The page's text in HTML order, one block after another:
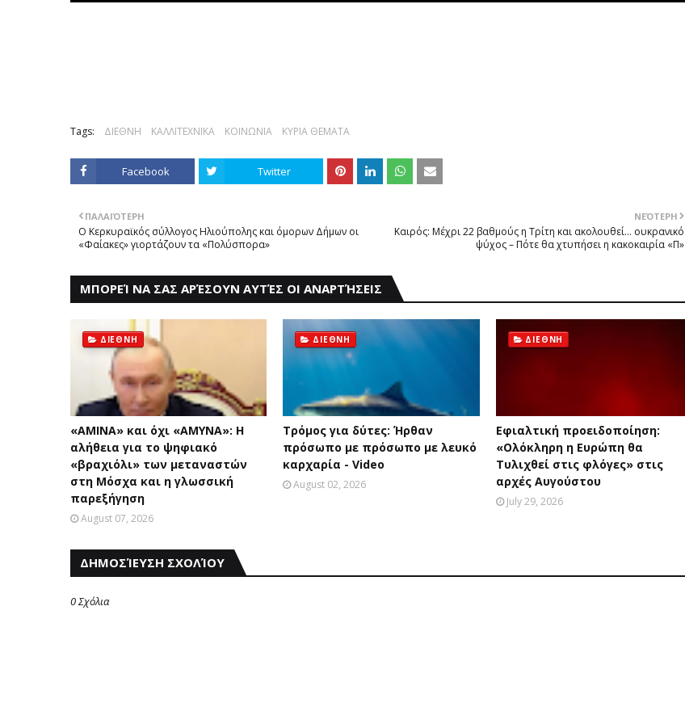
Tags: ΔΙΕΘΝΗ ΚΑΛΛΙΤΕΧΝΙΚΑ ΚΟΙΝΩΝΙΑ ΚΥΡΙΑ ΘΕΜΑΤΑ
Facebook Twitter
ΝΕΌΤΕΡΗ
Καιρός: Μέχρι 22 βαθμούς η Τρίτη και ακολουθεί… ουκρανικό
ψύχος – Πότε θα χτυπήσει η κακοκαιρία «Π»
ΠΑΛΑΙΌΤΕΡΗ
Ο Κερκυραϊκός σύλλογος Ηλιούπολης και όμορων Δήμων οι
«Φαίακες» γιορτάζουν τα «Πολύσπορα»
ΜΠΟΡΕΊ ΝΑ ΣΑΣ ΑΡΈΣΟΥΝ ΑΥΤΈΣ ΟΙ ΑΝΑΡΤΉΣΕΙΣ
ΔΙΕΘΝΗ
«AMINA» και όχι «ΑΜΥΝΑ»: Η
αλήθεια για το ψηφιακό
«βραχιόλι» των μεταναστών
στη Μόσχα και η γλωσσική
παρεξήγηση
August 07, 2026
ΔΙΕΘΝΗ
Τρόμος για δύτες: Ήρθαν
πρόσωπο με πρόσωπο με λευκό
καρχαρία - Video
August 02, 2026
ΔΙΕΘΝΗ
Eφιαλτική προειδοποίηση:
«Oλόκληρη η Eυρώπη θα
Tυλιχθεί στις φλόγες» στις
αρχές Aυγούστου
July 29, 2026
ΔΗΜΟΣΊΕΥΣΗ ΣΧΟΛΊΟΥ
0 Σχόλια